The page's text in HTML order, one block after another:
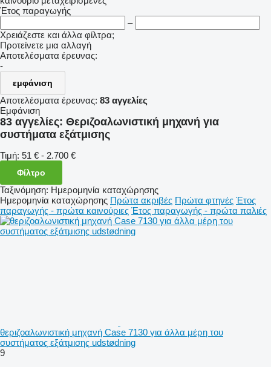
Έτος παραγωγής
–
Χρειάζεστε και άλλα φίλτρα;
Προτείνετε μια αλλαγή
Αποτελέσματα έρευνας:
-
εμφάνιση
Αποτελέσματα έρευνας: 83 αγγελίες
Εμφάνιση
83 αγγελίες: Θεριζοαλωνιστική μηχανή για
συστήματα εξάτμισης
Τιμή: 51 € - 2.700 €
Φίλτρο
Ταξινόμηση: Ημερομηνία καταχώρησης
Ημερομηνία καταχώρησης Πρώτα ακριβές Πρώτα φτηνές Έτος
παραγωγής - πρώτα καινούριες Έτος παραγωγής - πρώτα παλιές
θεριζοαλωνιστική μηχανή Case 7130 για άλλα μέρη του
συστήματος εξάτμισης udstødning
9